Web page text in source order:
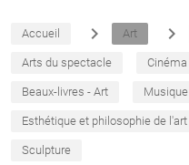
Accueil navigate_next Art navigate_next
Arts du spectacle Cinéma
Beaux-livres - Art Musique
Esthétique et philosophie de l'art
Sculpture